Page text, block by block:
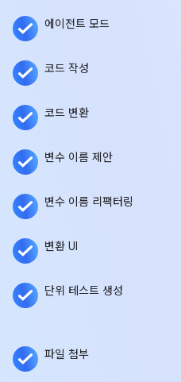
에이전트 모드
코드 작성
코드 변환
변수 이름 제안
변수 이름 리팩터링
변환 UI
단위 테스트 생성
파일 첨부